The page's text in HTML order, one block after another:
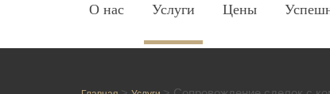
О нас Услуги Цены